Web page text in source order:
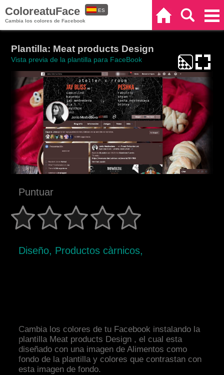
ColoreatuFace
Cambia los colores de Facebook
ES
Plantilla: Meat products Design
Vista previa de la plantilla para FaceBook
Puntuar
Diseño, Productos càrnicos,
Cambia los colores de tu Facebook instalando la
plantilla Meat products Design , el cual esta
diseñado con una imagen de Alimentos como
fondo de la plantilla y colores que contrastan con
esta imagen de fondo.